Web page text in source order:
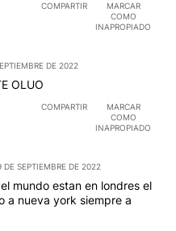
COMPARTIR
MARCAR
COMO
INAPROPIADO
DE 2022
OLUO
COMPARTIR
MARCAR
COMO
INAPROPIADO
DE SEPTIEMBRE DE 2022
mundo estan en londres el
a nueva york siempre a